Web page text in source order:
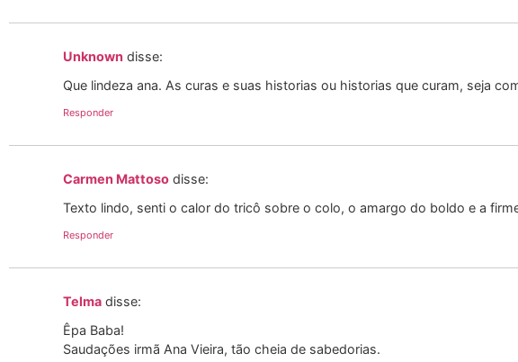
Unknown disse:
Que lindeza ana. As curas e suas historias ou historias que curam, seja
Responder
Carmen Mattoso disse:
Texto lindo, senti o calor do tricô sobre o colo, o amargo do boldo e a
Responder
Telma disse:
Êpa Baba!
Saudações irmã Ana Vieira, tão cheia de sabedorias.